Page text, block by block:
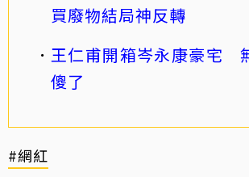
買廢物結局神反轉
王仁甫開箱岑永康豪宅
傻了
#網紅